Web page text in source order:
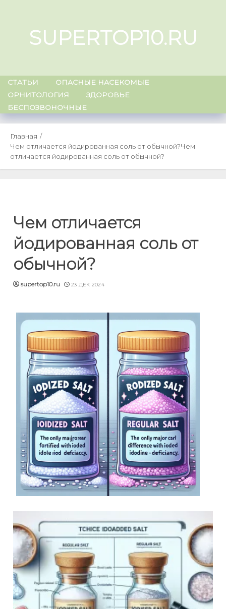
contentSUPERTOP10.RU
СТАТЬИ
ОПАСНЫЕ НАСЕКОМЫЕ
ОРНИТОЛОГИЯ
ЗДОРОВЬЕ
БЕСПОЗВОНОЧНЫЕ
Главная
Чем отличается йодированная соль от обычной?Чем
отличается йодированная соль от обычной?
Чем отличается
йодированная соль от
обычной?
supertop10.ru 23 ДЕК 2024